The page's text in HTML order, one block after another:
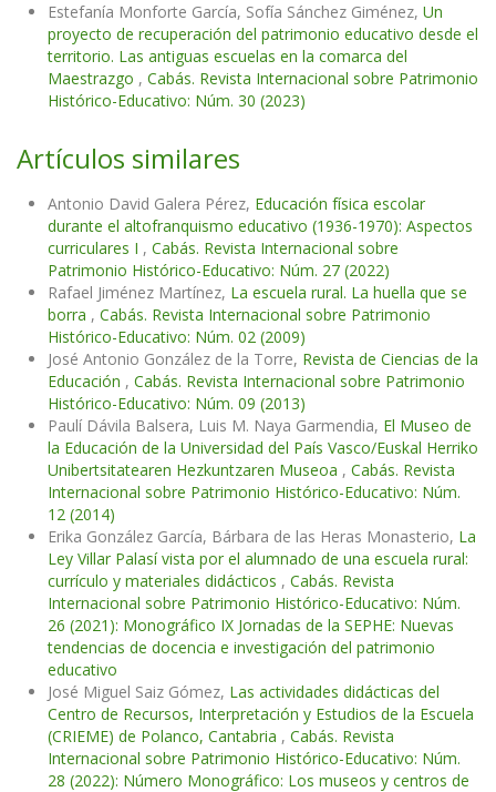
Estefanía Monforte García, Sofía Sánchez Giménez, Un
proyecto de recuperación del patrimonio educativo desde el
territorio. Las antiguas escuelas en la comarca del
Maestrazgo , Cabás. Revista Internacional sobre Patrimonio
Histórico-Educativo: Núm. 30 (2023)
Artículos similares
Antonio David Galera Pérez, Educación física escolar
durante el altofranquismo educativo (1936-1970): Aspectos
curriculares I , Cabás. Revista Internacional sobre
Patrimonio Histórico-Educativo: Núm. 27 (2022)
Rafael Jiménez Martínez, La escuela rural. La huella que se
borra , Cabás. Revista Internacional sobre Patrimonio
Histórico-Educativo: Núm. 02 (2009)
José Antonio González de la Torre, Revista de Ciencias de la
Educación , Cabás. Revista Internacional sobre Patrimonio
Histórico-Educativo: Núm. 09 (2013)
Paulí Dávila Balsera, Luis M. Naya Garmendia, El Museo de
la Educación de la Universidad del País Vasco/Euskal Herriko
Unibertsitatearen Hezkuntzaren Museoa , Cabás. Revista
Internacional sobre Patrimonio Histórico-Educativo: Núm.
12 (2014)
Erika González García, Bárbara de las Heras Monasterio, La
Ley Villar Palasí vista por el alumnado de una escuela rural:
currículo y materiales didácticos , Cabás. Revista
Internacional sobre Patrimonio Histórico-Educativo: Núm.
26 (2021): Monográfico IX Jornadas de la SEPHE: Nuevas
tendencias de docencia e investigación del patrimonio
educativo
José Miguel Saiz Gómez, Las actividades didácticas del
Centro de Recursos, Interpretación y Estudios de la Escuela
(CRIEME) de Polanco, Cantabria , Cabás. Revista
Internacional sobre Patrimonio Histórico-Educativo: Núm.
28 (2022): Número Monográfico: Los museos y centros de